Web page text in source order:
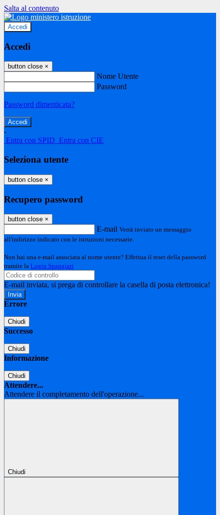
Salta al contenuto
Accedi
Accedi
button close ×
Nome Utente
Password
Password dimenticata?
-
Entra con SPID Entra con CIE
Seleziona utente
button close ×
Recupero password
button close ×
E-mail Verrà inviato un messaggio
all'indirizzo indicato con le istruzioni necessarie.
Non hai una e-mail associata al nome utente? Effettua il reset della password
tramite la Login Spaggiari
E-mail inviata, si prega di controllare la casella di posta elettronica!
Errore
Chiudi
Successo
Chiudi
Informazione
Chiudi
Attendere...
Attendere il completamento dell'operazione...
Chiudi